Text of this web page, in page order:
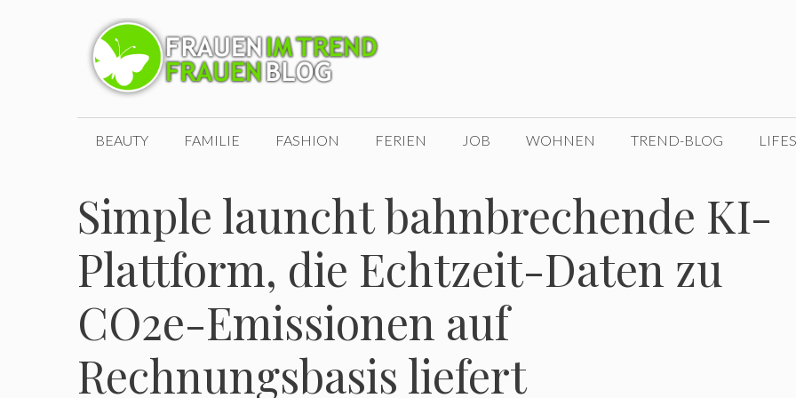
BEAUTY FAMILIE FASHION FERIEN JOB WOHNEN TREND-BLOG
Simple launcht bahnbrechende KI-
Plattform, die Echtzeit-Daten zu
CO2e-Emissionen auf
Rechnungsbasis liefert